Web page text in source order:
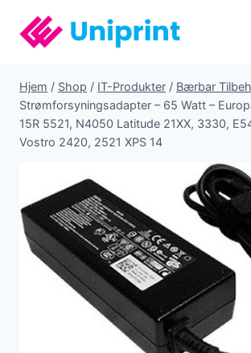
indhold
Hjem / Shop / IT-Produkter / Bærbar
Strømforsyningsadapter – 65 Watt –
15R 5521, N4050 Latitude 21XX, 3330,
Vostro 2420, 2521 XPS 14